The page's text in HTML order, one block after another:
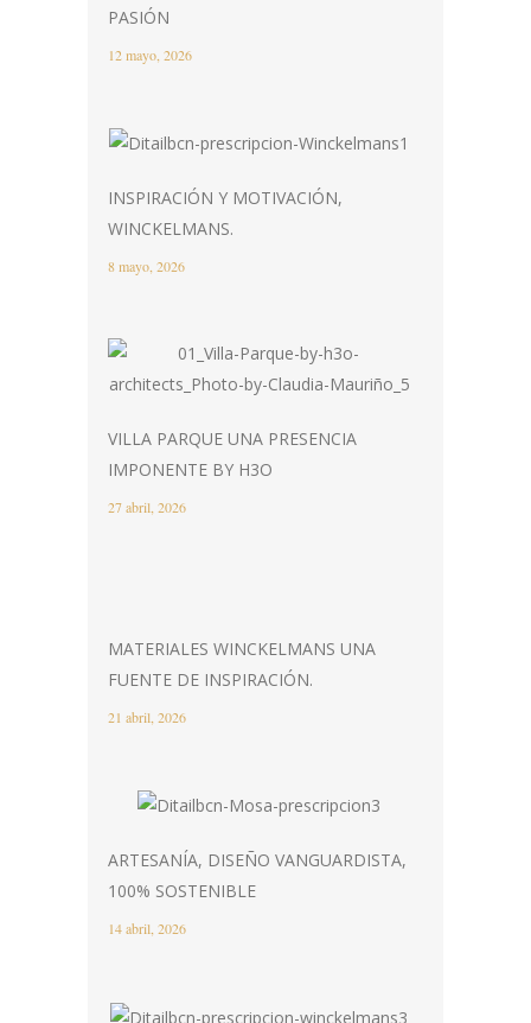
PASIÓN
12 mayo, 2026
INSPIRACIÓN Y MOTIVACIÓN,
WINCKELMANS.
8 mayo, 2026
VILLA PARQUE UNA PRESENCIA
IMPONENTE BY H3O
27 abril, 2026
MATERIALES WINCKELMANS UNA
FUENTE DE INSPIRACIÓN.
21 abril, 2026
ARTESANÍA, DISEÑO VANGUARDISTA,
100% SOSTENIBLE
14 abril, 2026